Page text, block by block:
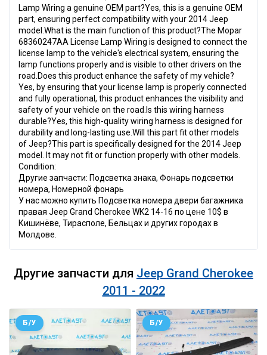
Lamp Wiring a genuine OEM part?Yes, this is a genuine OEM
part, ensuring perfect compatibility with your 2014 Jeep
model.What is the main function of this product?The Mopar
68360247AA License Lamp Wiring is designed to connect the
license lamp to the vehicle's electrical system, ensuring the
lamp functions properly and is visible to other drivers on the
road.Does this product enhance the safety of my vehicle?
Yes, by ensuring that your license lamp is properly connected
and fully operational, this product enhances the visibility and
safety of your vehicle on the road.Is this wiring harness
durable?Yes, this high-quality wiring harness is designed for
durability and long-lasting use.Will this part fit other models
of Jeep?This part is specifically designed for the 2014 Jeep
model. It may not fit or function properly with other models.
Condition:
Другие запчасти: Подсветка знака, Фонарь подсветки
номера, Номерной фонарь
У нас можно купить Подсветка номера двери багажника
правая Jeep Grand Cherokee WK2 14-16 по цене 10$ в
Кишинёве, Тирасполе, Бельцах и других городах в
Молдове.
Другие запчасти для Jeep Grand Cherokee
2011 - 2022
Б/У Б/У